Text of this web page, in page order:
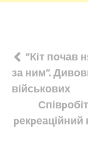
записів
“Кiт почав
за ним”.
військових